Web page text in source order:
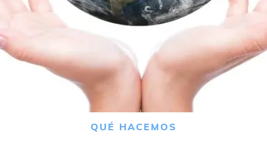
QUÉ HACEMOS